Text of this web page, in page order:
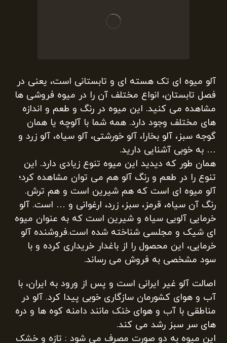
آلو میوه ای تک هسته ای و تابستانی است، یعنی در
فصل تابستان، انواع مختلف آن را در میوه فروشی ها
مشاهده می کنید. این میوه در رنگ و طعم و اندازه
های مختلف وجود دارد. همه شما با آلوچه یا همان
گوجه سبز، آلو بخارا، آلو خورشتی، آلو سیاه، آلو زرد و
… به خوبی آشنایی دارید.
همان طور که دیدید این میوه تنوع زیادی دارد. این
تنوع را در طعم و رنگ آلو هم می توان مشاهده کرد؛
آلو میوه ای است که هم شیرین است و هم ترش.
رنگ آن سیاه، قرمز، سبز، زرد، ارغوانی و … است. آلو
خرمایی آلویی سیاه و شیرین است که به عنوان میوه
ای شیک و مجلسی شناخته شده است.فروشنده آلو
خرمایی، این محصول را از باغدار خریداری کرده و با
سود مشخصی به فروش می رساند.
اصالت آلو غیر ایرانی است و پس از ورود به ایران، با
آب و هوای کشورمان سازگاری خوبی پیدا کرد. آلو در
مناطقی با آب و هوای خنک مانند دامنه کوه ها و دره
های سر سبز رشد می کند.
این میوه به دو صورت مصرف می شود : تازه و خشک